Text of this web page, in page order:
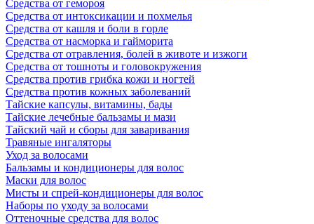
Средства от гемороя
Средства от интоксикации и похмелья
Средства от кашля и боли в горле
Средства от насморка и гайморита
Средства от отравления, болей в животе и изжоги
Средства от тошноты и головокружения
Средства против грибка кожи и ногтей
Средства против кожных заболеваний
Тайские капсулы, витамины, бады
Тайские лечебные бальзамы и мази
Тайский чай и сборы для заваривания
Травяные ингаляторы
Уход за волосами
Бальзамы и кондиционеры для волос
Маски для волос
Мисты и спрей-кондиционеры для волос
Наборы по уходу за волосами
Оттеночные средства для волос